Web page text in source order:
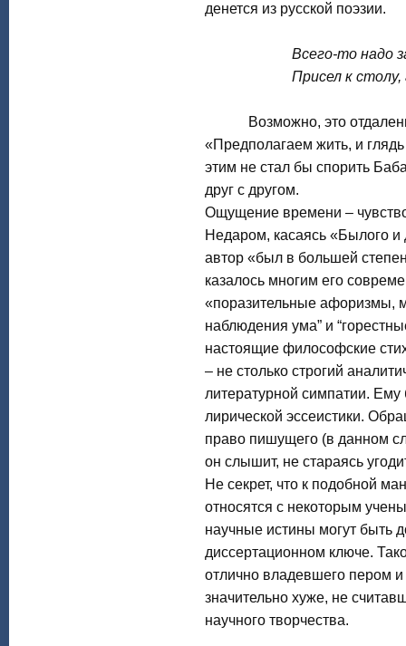
денется из русской поэзии.
Всего-то надо
Присел к столу,
Возможно, это
«Предполагаем жить, и
этим не стал бы спорить
друг с другом.
Ощущение времени –
Недаром, касаясь «Былого и
автор «был в большей
казалось многим его
«поразительные афоризмы,
наблюдения ума” и
настоящие философские
– не столько строгий
литературной симпатии.
лирической эссеистики.
право пишущего (в данном
он слышит, не стараясь
Не секрет, что к подобной
относятся с некоторым
научные истины могут быть
диссертационном ключе.
отлично владевшего пером
значительно хуже, не
научного творчества.